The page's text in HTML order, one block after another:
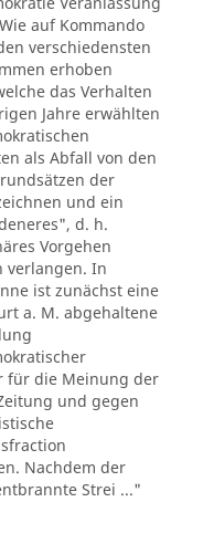
auf Kommando
verschiedensten
erhoben
das Verhalten
Jahre erwählten
als Abfall von den
der
und ein
d. h.
Vorgehen
verlangen. In
ist zunächst eine
a. M. abgehaltene
für die Meinung der
und gegen
Nachdem der
Strei ..."